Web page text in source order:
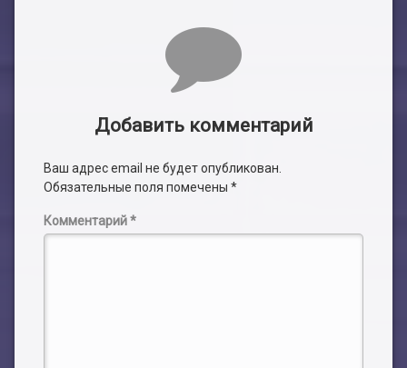
Добавить комментарий
Ваш адрес email не будет опубликован.
Обязательные поля помечены *
Комментарий*